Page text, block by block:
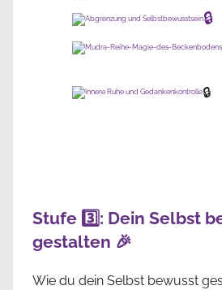
🔒
🔒
Stufe 3️⃣: Dein Selbst
gestalten 🎉
Wie du dein Selbst bewusst